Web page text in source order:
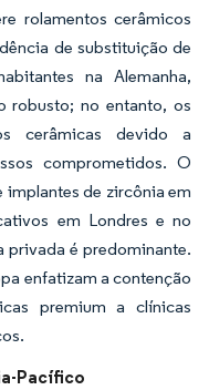
rolamentos cerâmicos
de substituição de
na Alemanha,
robusto; no entanto, os
cerâmicas devido a
comprometidos. O
implantes de zircônia em
em Londres e no
privada é predominante.
enfatizam a contenção
premium a clínicas
Pacífico